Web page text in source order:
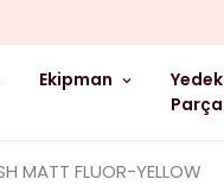
Ekipman
Yedek
Parça
MATT FLUOR-YELLOW